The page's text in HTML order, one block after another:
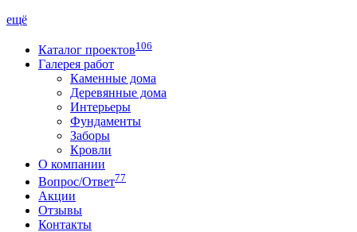
ещё
Каталог проектов106
Галерея работ
Каменные дома
Деревянные дома
Интерьеры
Фундаменты
Заборы
Кровли
О компании
Вопрос/Ответ77
Акции
Отзывы
Контакты